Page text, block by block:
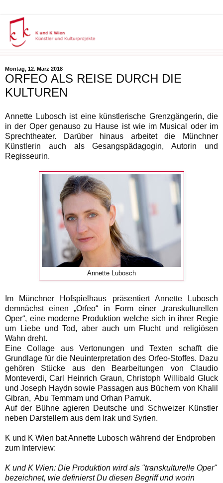
Montag, 12. März 2018
ORFEO ALS REISE DURCH DIE
KULTUREN
Annette Lubosch ist eine künstlerische Grenzgängerin, die
in der Oper genauso zu Hause ist wie im Musical oder im
Sprechtheater. Darüber hinaus arbeitet die Münchner
Künstlerin auch als Gesangspädagogin, Autorin und
Regisseurin.
Annette Lubosch
Im Münchner Hofspielhaus präsentiert Annette Lubosch
demnächst einen „Orfeo“ in Form einer „transkulturellen
Oper“, eine moderne Produktion welche sich in ihrer Regie
um Liebe und Tod, aber auch um Flucht und religiösen
Wahn dreht.
Eine Collage aus Vertonungen und Texten schafft die
Grundlage für die Neuinterpretation des Orfeo-Stoffes. Dazu
gehören Stücke aus den Bearbeitungen von Claudio
Monteverdi, Carl Heinrich Graun, Christoph Willibald Gluck
und Joseph Haydn sowie Passagen aus Büchern von Khalil
Gibran, Abu Temmam und Orhan Pamuk.
Auf der Bühne agieren Deutsche und Schweizer Künstler
neben Darstellern aus dem Irak und Syrien.
K und K Wien bat Annette Lubosch während der Endproben
zum Interview:
K und K Wien: Die Produktion wird als "transkulturelle Oper"
bezeichnet, wie definierst Du diesen Begriff und worin